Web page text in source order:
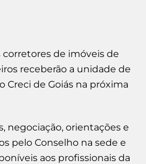
corretores de imóveis de
receberão a unidade de
de Goiás na próxima
negociação, orientações e
pelo Conselho na sede e
aos profissionais da